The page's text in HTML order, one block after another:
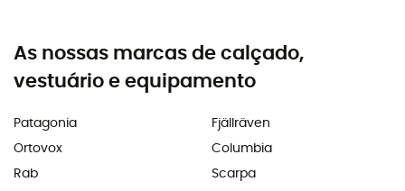
As nossas marcas de calçado,
vestuário e equipamento
Patagonia
Ortovox
Rab
Fjällräven
Columbia
Scarpa